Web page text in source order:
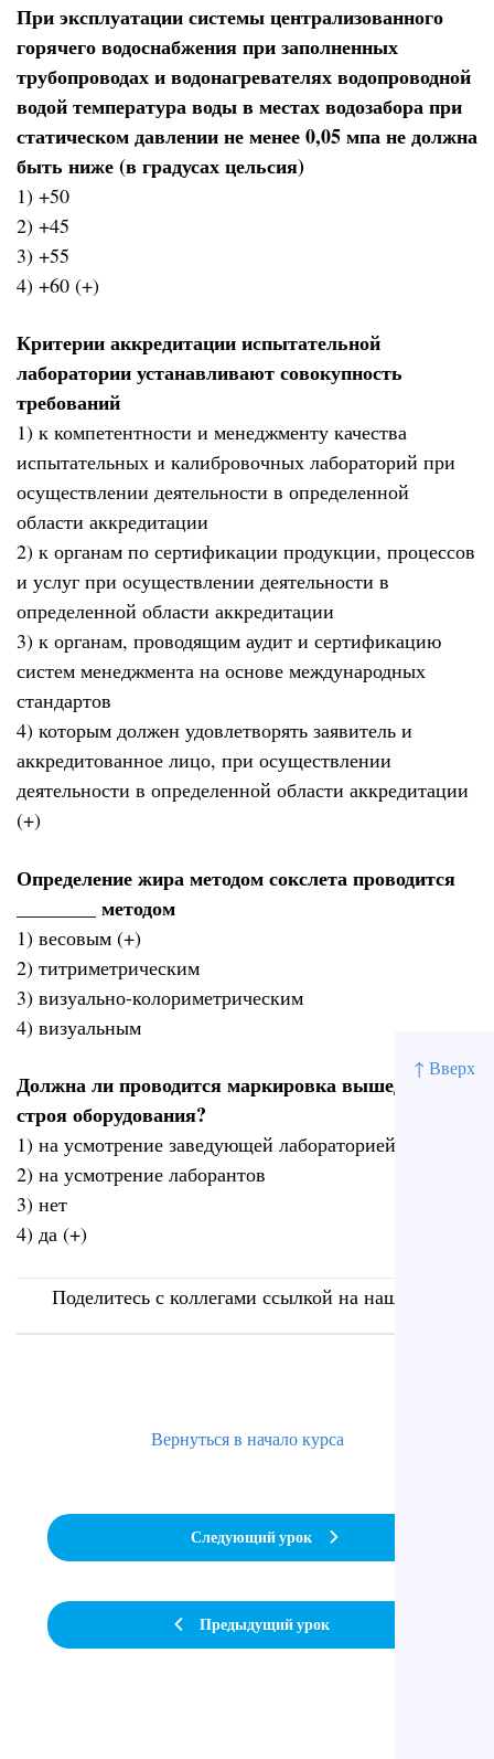
↑ Вверх
При эксплуатации системы централизованного
горячего водоснабжения при заполненных
трубопроводах и водонагревателях водопроводной
водой температура воды в местах водозабора при
статическом давлении не менее 0,05 мпа не должна
быть ниже (в градусах цельсия)
1) +50
2) +45
3) +55
4) +60 (+)
Критерии аккредитации испытательной
лаборатории устанавливают совокупность
требований
1) к компетентности и менеджменту качества
испытательных и калибровочных лабораторий при
осуществлении деятельности в определенной
области аккредитации
2) к органам по сертификации продукции, процессов
и услуг при осуществлении деятельности в
определенной области аккредитации
3) к органам, проводящим аудит и сертификацию
систем менеджмента на основе международных
стандартов
4) которым должен удовлетворять заявитель и
аккредитованное лицо, при осуществлении
деятельности в определенной области аккредитации
(+)
Определение жира методом сокслета проводится
________ методом
1) весовым (+)
2) титриметрическим
3) визуально-колориметрическим
4) визуальным
Должна ли проводится маркировка вышедшего из
строя оборудования?
1) на усмотрение заведующей лабораторией
2) на усмотрение лаборантов
3) нет
4) да (+)
Поделитесь с коллегами ссылкой на наш сайт
Предыдущий урок
Вернуться в начало курса
Следующий урок